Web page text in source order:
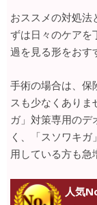
おススメの対処法
ずは日々のケアを
過を見る形をおす
手術の場合は、保
スも少なくありま
ガ」対策専用の
く、「スソワキ
用している方も急
人気